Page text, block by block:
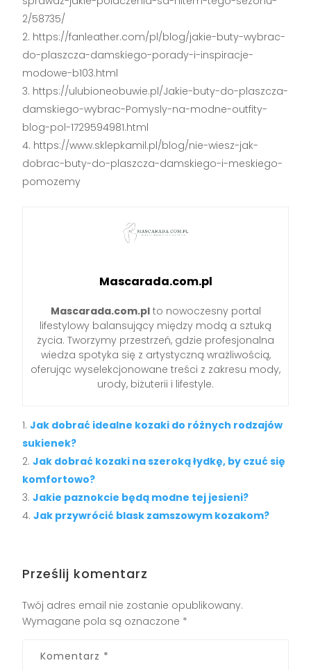
2/58735/
https://fanleather.com/pl/blog/jakie-buty-wybrac-
do-plaszcza-damskiego-porady-i-inspiracje-
modowe-b103.html
https://ulubioneobuwie.pl/Jakie-buty-do-plaszcza-
damskiego-wybrac-Pomysly-na-modne-outfity-
blog-pol-1729594981.html
https://www.sklepkamil.pl/blog/nie-wiesz-jak-
dobrac-buty-do-plaszcza-damskiego-i-meskiego-
pomozemy
Mascarada.com.pl
Mascarada.com.plto nowoczesny portal
lifestylowy balansujący między modą a sztuką
życia. Tworzymy przestrzeń, gdzie profesjonalna
wiedza spotyka się z artystyczną wrażliwością,
oferując wyselekcjonowane treści z zakresu mody,
urody, biżuterii i lifestyle.
Jak dobrać idealne kozaki do różnych rodzajów
sukienek?
Jak dobrać kozaki na szeroką łydkę, by czuć się
komfortowo?
Jakie paznokcie będą modne tej jesieni?
Jak przywrócić blask zamszowym kozakom?
Prześlij komentarz
Twój adres email nie zostanie opublikowany.
Wymagane pola są oznaczone *